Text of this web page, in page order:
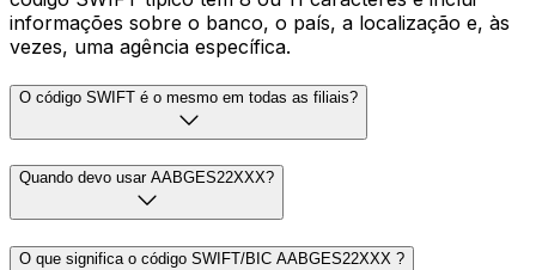
informações sobre o banco, o país, a localização e, às
vezes, uma agência específica.
O código SWIFT é o mesmo em todas as filiais?
Quando devo usar AABGES22XXX?
O que significa o código SWIFT/BIC AABGES22XXX ?